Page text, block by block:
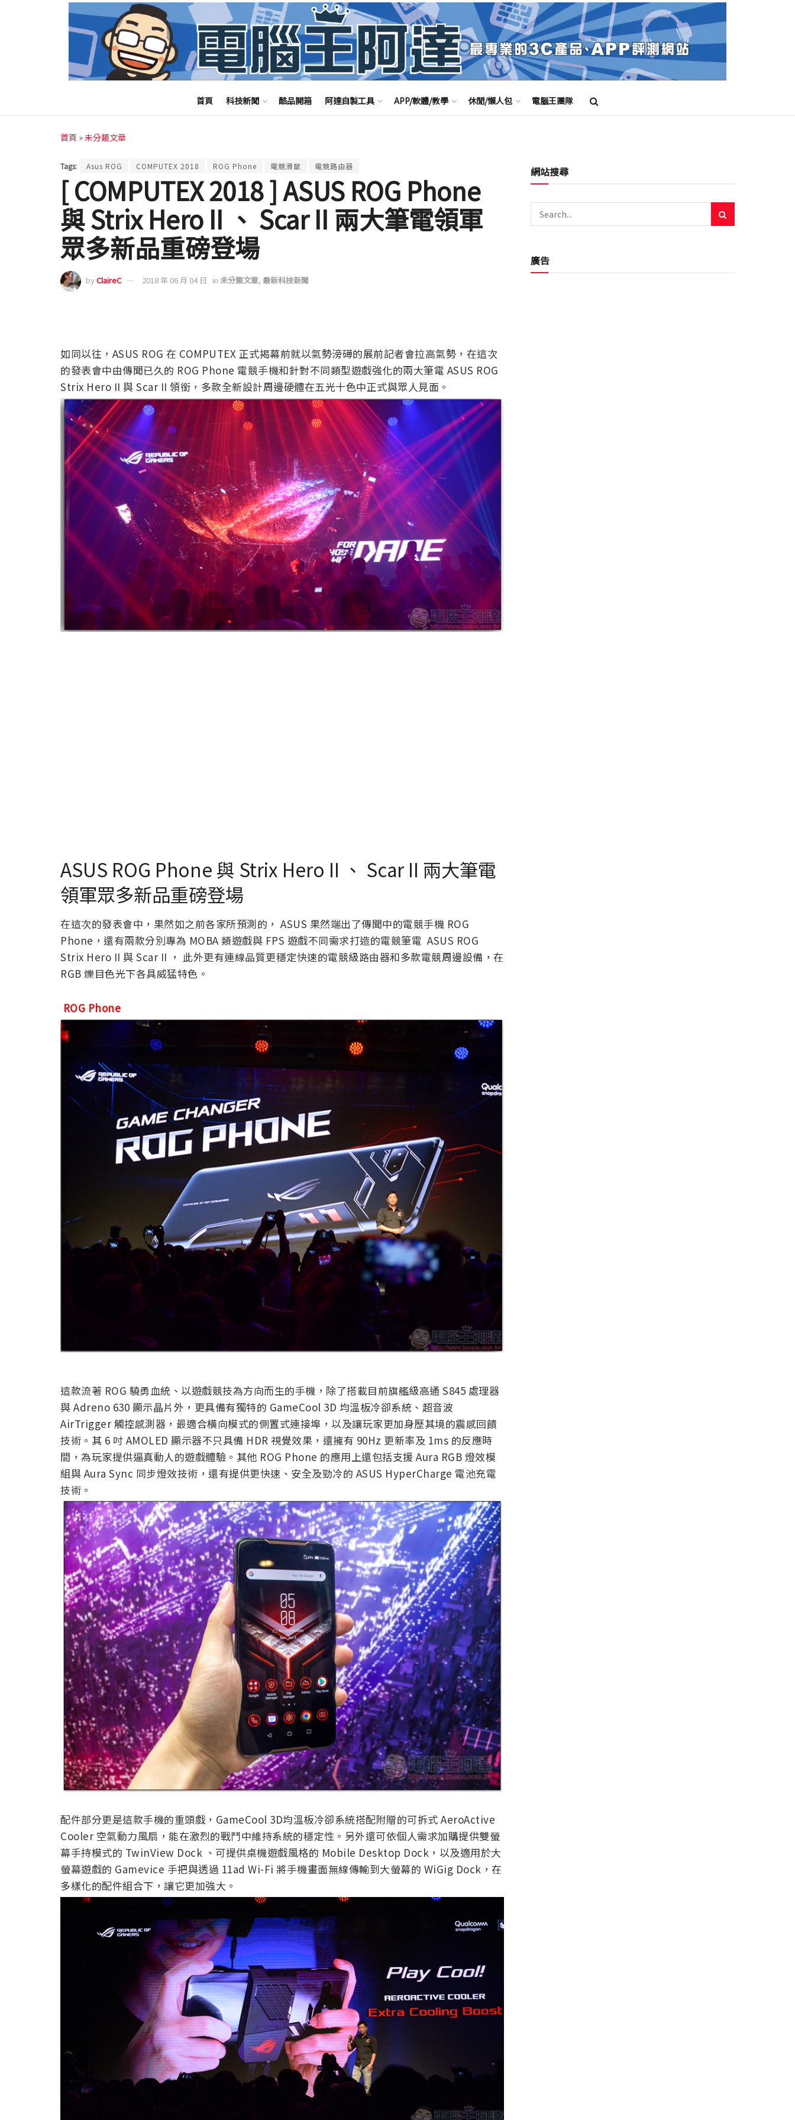
首頁 科技新聞 酷品開箱 阿達自製工具 APP/軟體/教學 休閒/懶人包 電腦王團隊
首頁 »未分類文章
Tags: Asus ROG COMPUTEX 2018 ROG Phone 電競滑鼠 電競路由器
[ COMPUTEX 2018 ] ASUS ROG Phone
與 Strix Hero II 、 Scar II 兩大筆電領軍
眾多新品重磅登場
byClaireC 2018 年 06 月 04 日 in 未分類文章, 最新科技新聞
如同以往，ASUS ROG 在 COMPUTEX 正式揭幕前就以氣勢滂礡的展前記者會拉高氣勢，在這次
的發表會中由傳聞已久的 ROG Phone 電競手機和針對不同類型遊戲強化的兩大筆電 ASUS ROG
Strix Hero II 與 Scar II 領銜，多款全新設計周邊硬體在五光十色中正式與眾人見面。
ASUS ROG Phone 與 Strix Hero II 、 Scar II 兩大筆電
領軍眾多新品重磅登場
在這次的發表會中，果然如之前各家所預測的， ASUS 果然端出了傳聞中的電競手機 ROG
Phone，還有兩款分別專為 MOBA 類遊戲與 FPS 遊戲不同需求打造的電競筆電 ASUS ROG
Strix Hero II 與 Scar II ， 此外更有連線品質更穩定快速的電競級路由器和多款電競周邊設備，在
RGB 爍目色光下各具威猛特色。
ROG Phone
這款流著 ROG 驍勇血統、以遊戲競技為方向而生的手機，除了搭載目前旗艦級高通 S845 處理器
與 Adreno 630 顯示晶片外，更具備有獨特的 GameCool 3D 均溫板冷卻系統、超音波
AirTrigger 觸控感測器，最適合橫向模式的側置式連接埠，以及讓玩家更加身歷其境的震感回饋
技術。其 6 吋 AMOLED 顯示器不只具備 HDR 視覺效果，還擁有 90Hz 更新率及 1ms 的反應時
間，為玩家提供逼真動人的遊戲體驗。其他 ROG Phone 的應用上還包括支援 Aura RGB 燈效模
組與 Aura Sync 同步燈效技術，還有提供更快速、安全及勁冷的 ASUS HyperCharge 電池充電
技術。
配件部分更是這款手機的重頭戲，GameCool 3D均溫板冷卻系統搭配附贈的可拆式 AeroActive
Cooler 空氣動力風扇，能在激烈的戰鬥中維持系統的穩定性。另外還可依個人需求加購提供雙螢
幕手持模式的 TwinView Dock 、可提供桌機遊戲風格的 Mobile Desktop Dock，以及適用於大
螢幕遊戲的 Gamevice 手把與透過 11ad Wi-Fi 將手機畫面無線傳輸到大螢幕的 WiGig Dock，在
多樣化的配件組合下，讓它更加強大。
網站搜尋
廣告